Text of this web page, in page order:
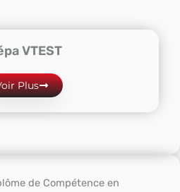
VTEST
Plus
de Compétence en